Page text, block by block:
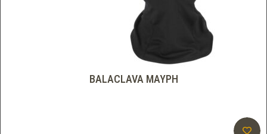
BALACLAVA ΜΑΥΡΗ